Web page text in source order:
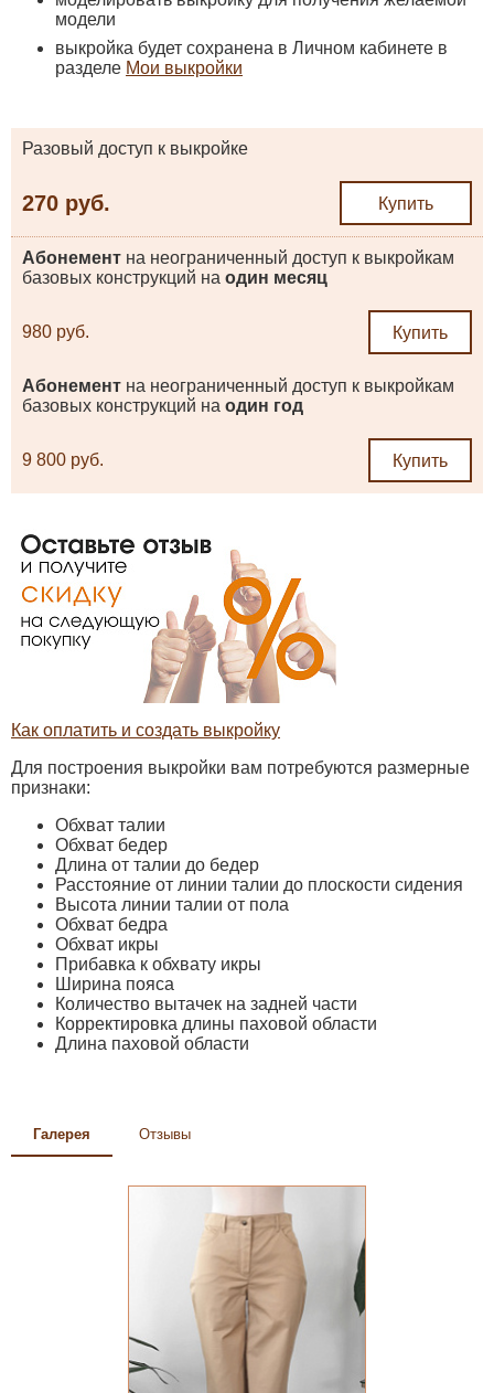
модели
выкройка будет сохранена в Личном кабинете в
разделе Мои выкройки
Разовый доступ к выкройке
270 руб. Купить
Абонемент на неограниченный доступ к выкройкам
базовых конструкций на один месяц
980 руб. Купить
Абонемент на неограниченный доступ к выкройкам
базовых конструкций на один год
9 800 руб. Купить
Как оплатить и создать выкройку
Для построения выкройки вам потребуются размерные
признаки:
Обхват талии
Обхват бедер
Длина от талии до бедер
Расстояние от линии талии до плоскости сидения
Высота линии талии от пола
Обхват бедра
Обхват икры
Прибавка к обхвату икры
Ширина пояса
Количество вытачек на задней части
Корректировка длины паховой области
Длина паховой области
Галерея Отзывы